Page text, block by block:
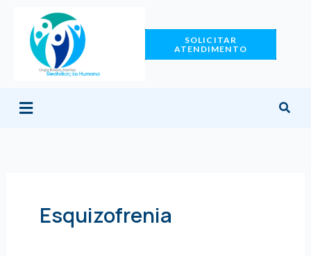
conteúdo
SOLICITAR
ATENDIMENTO
Menu
Esquizofrenia